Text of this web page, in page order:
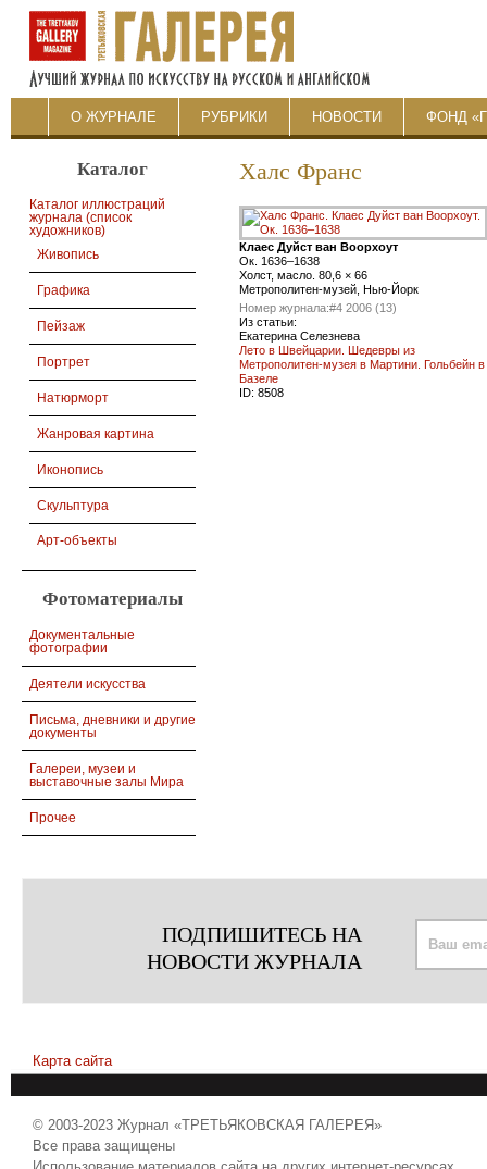
О ЖУРНАЛЕ РУБРИКИ НОВОСТИ ФОНД
Каталог
Каталог иллюстраций
журнала (список
художников)
Живопись
Графика
Пейзаж
Портрет
Натюрморт
Жанровая картина
Иконопись
Скульптура
Арт-объекты
Фотоматериалы
Документальные
фотографии
Деятели искусства
Письма, дневники и другие
документы
Галереи, музеи и
выставочные залы Мира
Прочее
Халс Франс
Клаес Дуйст ван Воорхоут
Oк. 1636–1638
Холст, масло. 80,6 × 66
Метрополитен-музей, Нью-Йорк
Номер журнала:#4 2006 (13)
Из статьи:
Екатерина Селезнева
Лето в Швейцарии. Шедевры из
Метрополитен-музея в Мартини. Гольбейн в
Базеле
ID: 8508
ПОДПИШИТЕСЬ НА
НОВОСТИ ЖУРНАЛА
Карта сайта
© 2003-2023 Журнал «ТРЕТЬЯКОВСКАЯ ГАЛЕРЕЯ»
Все права защищены